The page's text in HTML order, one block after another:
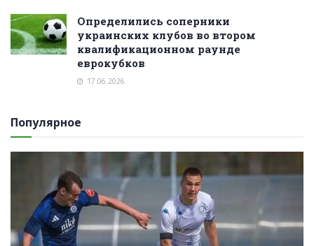
Определились соперники
украинских клубов во втором
квалификационном раунде
еврокубков
17.06.2026
Популярное